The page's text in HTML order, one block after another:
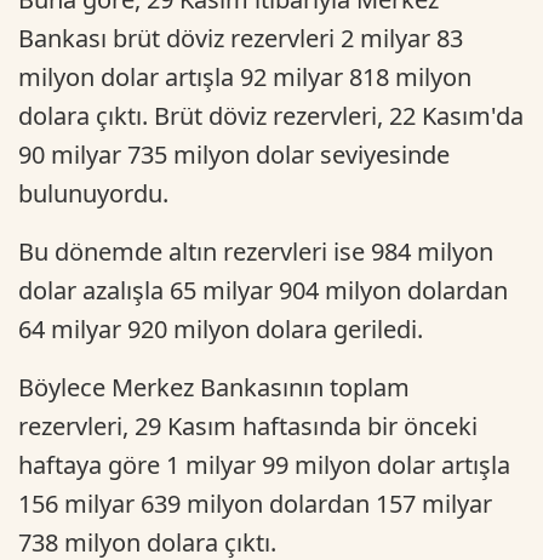
Bankası brüt döviz rezervleri 2 milyar 83
milyon dolar artışla 92 milyar 818 milyon
dolara çıktı. Brüt döviz rezervleri, 22 Kasım'da
90 milyar 735 milyon dolar seviyesinde
bulunuyordu.
Bu dönemde altın rezervleri ise 984 milyon
dolar azalışla 65 milyar 904 milyon dolardan
64 milyar 920 milyon dolara geriledi.
Böylece Merkez Bankasının toplam
rezervleri, 29 Kasım haftasında bir önceki
haftaya göre 1 milyar 99 milyon dolar artışla
156 milyar 639 milyon dolardan 157 milyar
738 milyon dolara çıktı.